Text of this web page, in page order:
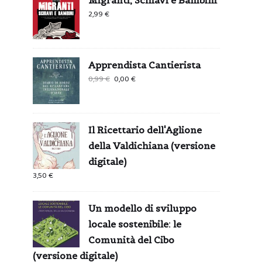
2,99€
Apprendista Cantierista
0,99€
era:
0,99 €.
0,00€
è:
0,00 €.
Il Ricettario dell'Aglione
della Valdichiana (versione
digitale)
3,50€
Un modello di sviluppo
locale sostenibile: le
Comunità del Cibo
(versione digitale)